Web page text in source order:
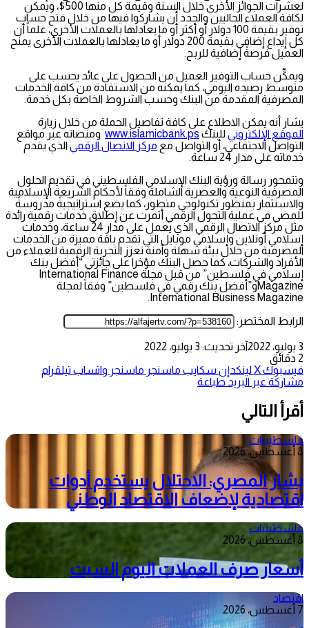
لعشرات الجوائز الأخرى خلال السنة وقيمة كل منها 500$، ويمكن
لكافة العملاء الحاليين والجدد أن يشاركوا فيها من خلال فتح حساب
توفير بقيمة 100 دولار أو أكثر أو ما يعادلها بالعملات الأخرى، علماً أن
كل إيداع إضافي بقيمة 200 دولار أو ما يعادلها بالعملات الأخرى يمنح
العميل فرصةً إضافية للربح.
ويمكِّن حساب التوفير العميل من الحصول على عائد يحسب على
متوسط رصيده اليومي، كما يمكنه من الاستفادة من كافة الخدمات
المصرفية المقدمة من البنك وحسب الشروط الخاصة بكل خدمة.
يشار أنه يمكن الاطلاع على كافة تفاصيل الحملة من خلال زيارة
الموقع الإلكترونيللبنك www.islamicbank.ps ومنصاته عبر مواقع
التواصل الاجتماعي، أو التواصل مع مركز الاتصال الرقميالذي يقدم
خدماته على مدار 24 ساعة.
وتتمحور رسالة ورؤية البنك الإسلامي الفلسطيني في تقديم الحلول
المصرفية النوعية والعصرية الشاملة وفقاً لأحكام الشريعة الإسلامية
والاستثمار بمنظور تكنولوجي متطور، كما يضع استراتيجيةً مدروسةً
للمضي في عملية التحول الرقمي أثمرت عن إطلاق خدمات رقمية رائدة
مثل مركز الاتصال الرقمي الذي يعمل على مدار 24 ساعة، وخدمات
إسلامي أونلاين وإسلامي موبايل التي تقدم باقة مميزة من الخدمات
المصرفية من خلال بيئة سهلة وآمنة تعزز التجربة الرقمية للعملاء من
الأفراد والشركات، كما حصل البنك مؤخرا على جائزتي “أفضل بنك
إسلامي في فلسطين” من قبل مجلة International Finance
Magazineو”أفضل بنك رقمي في فلسطين” وفقاً لمجلة
International Business Magazine.
الرابط المختصر:
3 يوليو، 2022
آخر تحديث: 3 يوليو، 2022
2 دقائق
فيسبوك‫Xلينكدإن سكايب ماسنجر ماسنجر واتساب تيلقرام
مشاركة عبر البريد طباعة
أقرأ التالي
فلسطينيات
8 أغسطس، 2026
بشار المصري: الاحتلال يستخدم أدوات
اقتصادية لإضعاف الاقتصاد الوطني
فلسطينيات
8 أغسطس، 2026
أسعار صرف العملات اليوم السبت
اقتصاد
7 أغسطس، 2026